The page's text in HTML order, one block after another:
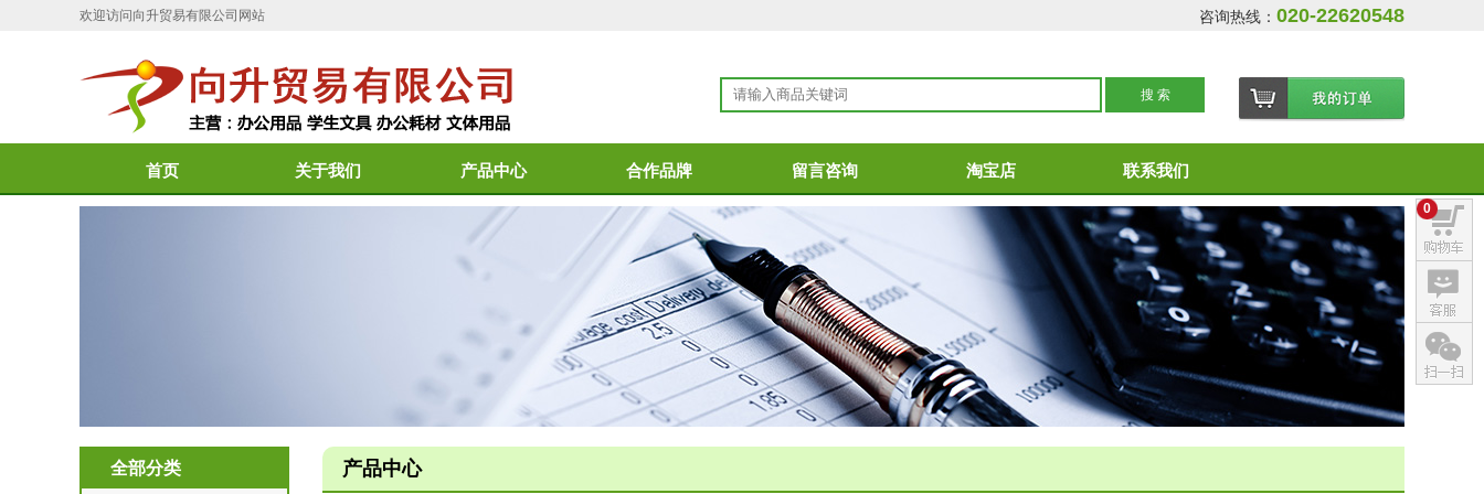
咨询热线： 020-22620548
欢迎访问向升贸易有限公司网站
首页 关于我们 产品中心 合作品牌 留言咨询 淘宝店 联系我们
0
全部分类 产品中心